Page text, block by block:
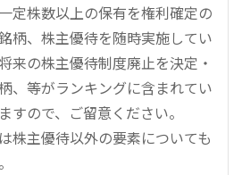
定株数以上の保有を権利確定の
柄、株主優待を随時実施してい
来の株主優待制度廃止を決定・
、等がランキングに含まれてい
すので、ご留意ください。
株主優待以外の要素についても